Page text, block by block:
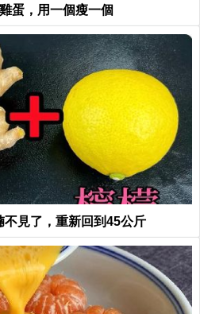
蛋，用一個瘦一個
見了，重新回到45公斤